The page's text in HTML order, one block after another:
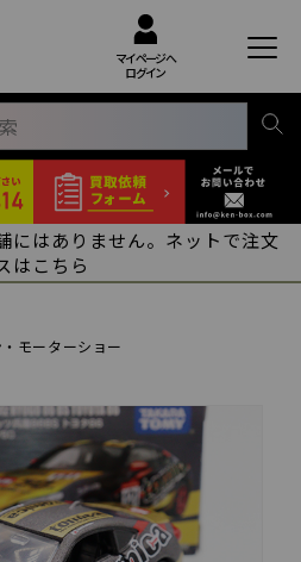
マイページへ
ログイン
にはありません。ネットで注文
はこちら
モーターショー